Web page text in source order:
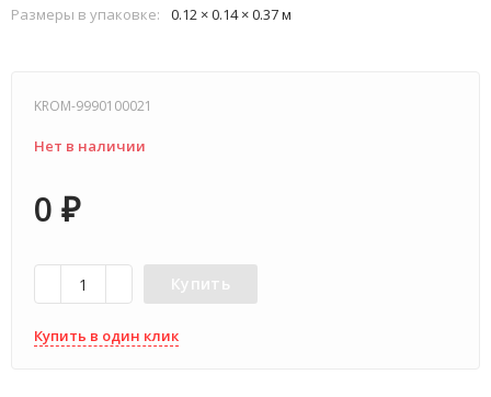
Размеры в упаковке:
0.12 × 0.14 × 0.37 м
KROM-9990100021
Нет в наличии
0 ₽
Купить
Купить в один клик